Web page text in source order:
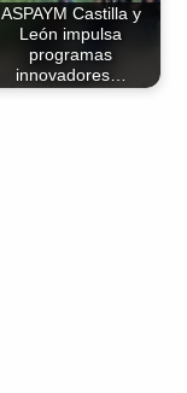
ASPAYM Castilla y
León impulsa
programas
innovadores…